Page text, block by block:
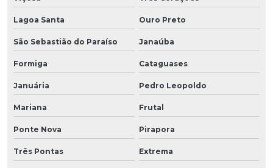
Lagoa Santa Ouro Preto
São Sebastião do Paraíso Janaúba
Formiga Cataguases
Januária Pedro Leopoldo
Mariana Frutal
Ponte Nova Pirapora
Três Pontas Extrema